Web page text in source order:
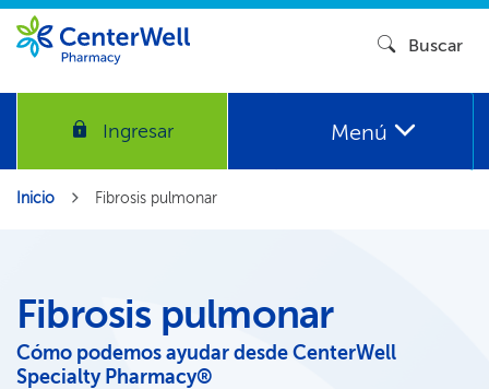
Buscar​​
Ingresar​​ Menú​​
Inicio​​ Fibrosis pulmonar​​
Fibrosis pulmonar​​
Cómo podemos ayudar desde CenterWell
Specialty Pharmacy®​​